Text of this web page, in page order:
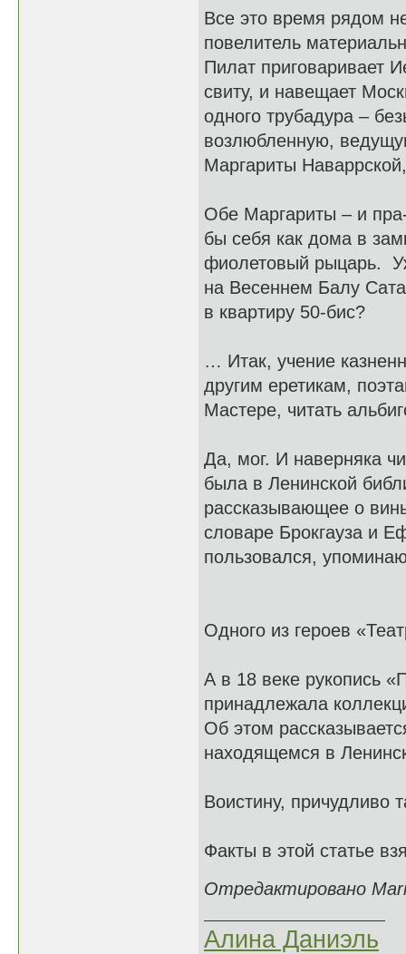
Все это время рядом
повелитель
Пилат приговаривает
свиту, и навещает
одного трубадура –
возлюбленную,
Маргариты
Обе Маргариты – и
бы себя как дома в
фиолетовый рыцарь.
на Весеннем Балу
в квартиру 50-бис?
… Итак, учение
другим еретикам,
Мастере, читать
Да, мог. И наверняка
была в Ленинской
рассказывающее о
словаре Брокгауза и
пользовался,
Одного из героев
А в 18 веке рукопись
принадлежала
Об этом
находящемся в
Воистину, причудливо
Факты в этой статье
Отредактировано
Алина Даниэль